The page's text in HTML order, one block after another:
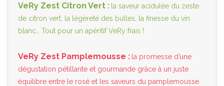
VeRy Zest Citron Vert : la saveur acidulée du zeste
de citron vert, la légèreté des bulles, la finesse du vin
blanc… Tout pour un apéritif VeRy frais !
VeRy Zest Pamplemousse : la promesse d’une
dégustation pétillante et gourmande grâce à un juste
équilibre entre le rosé et les saveurs du pamplemousse.